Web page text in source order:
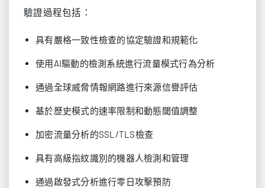
驗證過程包括：
具有嚴格一致性檢查的協定驗證和規範化
使用AI驅動的檢測系統進行流量模式行為分析
通過全球威脅情報網路進行來源信譽評估
基於歷史模式的速率限制和動態閾值調整
加密流量分析的SSL/TLS檢查
具有高級指紋識別的機器人檢測和管理
通過啟發式分析進行零日攻擊預防